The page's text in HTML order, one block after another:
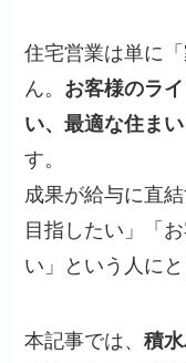
住宅営業は単に
ん。 お客様のラ
い、最適な住ま
す。
成果が給与に直
目指したい」「
い」という人に
本記事では、積